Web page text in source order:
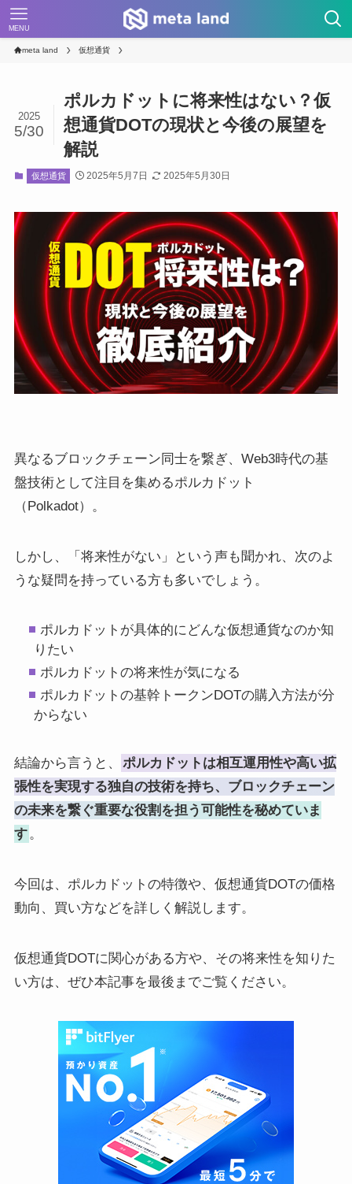
MENU
meta land 仮想通貨
ポルカドットに将来性はない？仮
想通貨DOTの現状と今後の展望を
解説
2025
5/30
仮想通貨 2025年5月7日 2025年5月30日
異なるブロックチェーン同士を繋ぎ、Web3時代の基
盤技術として注目を集めるポルカドット
（Polkadot）。
しかし、「将来性がない」という声も聞かれ、次のよ
うな疑問を持っている方も多いでしょう。
ポルカドットが具体的にどんな仮想通貨なのか知
りたい
ポルカドットの将来性が気になる
ポルカドットの基幹トークンDOTの購入方法が分
からない
結論から言うと、
ポルカドットは相互運用性や高い拡
張性を実現する独自の技術を持ち、ブロックチェーン
の未来を繋ぐ重要な役割を担う可能性を秘めていま
す。
今回は、ポルカドットの特徴や、仮想通貨DOTの価格
動向、買い方などを詳しく解説します。
仮想通貨DOTに関心がある方や、その将来性を知りた
い方は、ぜひ本記事を最後までご覧ください。